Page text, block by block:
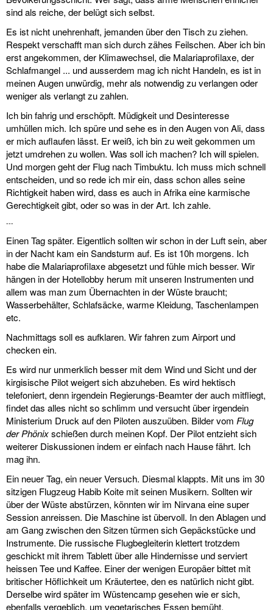
sind als reiche, der belügt sich selbst.
Es ist nicht unehrenhaft, jemanden über den Tisch zu ziehen.
Respekt verschafft man sich durch zähes Feilschen. Aber ich bin
erst angekommen, der Klimawechsel, die Malariaprofilaxe, der
Schlafmangel ... und ausserdem mag ich nicht Handeln, es ist in
meinen Augen unwürdig, mehr als notwendig zu verlangen oder
weniger als verlangt zu zahlen.
Ich bin fahrig und erschöpft. Müdigkeit und Desinteresse
umhüllen mich. Ich spüre und sehe es in den Augen von Ali, dass
er mich auflaufen lässt. Er weiß, ich bin zu weit gekommen um
jetzt umdrehen zu wollen. Was soll ich machen? Ich will spielen.
Und morgen geht der Flug nach Timbuktu. Ich muss mich schnell
entscheiden, und so rede ich mir ein, dass schon alles seine
Richtigkeit haben wird, dass es auch in Afrika eine karmische
Gerechtigkeit gibt, oder so was in der Art. Ich zahle.
---
Einen Tag später. Eigentlich sollten wir schon in der Luft sein, aber
in der Nacht kam ein Sandsturm auf. Es ist 10h morgens. Ich
habe die Malariaprofilaxe abgesetzt und fühle mich besser. Wir
hängen in der Hotellobby herum mit unseren Instrumenten und
allem was man zum Übernachten in der Wüste braucht;
Wasserbehälter, Schlafsäcke, warme Kleidung, Taschenlampen
etc.
Nachmittags soll es aufklaren. Wir fahren zum Airport und
checken ein.
Es wird nur unmerklich besser mit dem Wind und Sicht und der
kirgisische Pilot weigert sich abzuheben. Es wird hektisch
telefoniert, denn irgendein Regierungs-Beamter der auch mitfliegt,
findet das alles nicht so schlimm und versucht über irgendein
Ministerium Druck auf den Piloten auszuüben. Bilder vom Flug
der Phönixschießen durch meinen Kopf. Der Pilot entzieht sich
weiterer Diskussionen indem er einfach nach Hause fährt. Ich
mag ihn.
Ein neuer Tag, ein neuer Versuch. Diesmal klappts. Mit uns im 30
sitzigen Flugzeug Habib Koite mit seinen Musikern. Sollten wir
über der Wüste abstürzen, könnten wir im Nirvana eine super
Session anreissen. Die Maschine ist übervoll. In den Ablagen und
am Gang zwischen den Sitzen türmen sich Gepäckstücke und
Instrumente. Die russische Flugbegleiterin klettert trotzdem
geschickt mit ihrem Tablett über alle Hindernisse und serviert
heissen Tee und Kaffee. Einer der wenigen Europäer bittet mit
britischer Höflichkeit um Kräutertee, den es natürlich nicht gibt.
Derselbe wird später im Wüstencamp gesehen wie er sich,
ebenfalls vergeblich, um vegetarisches Essen bemüht.